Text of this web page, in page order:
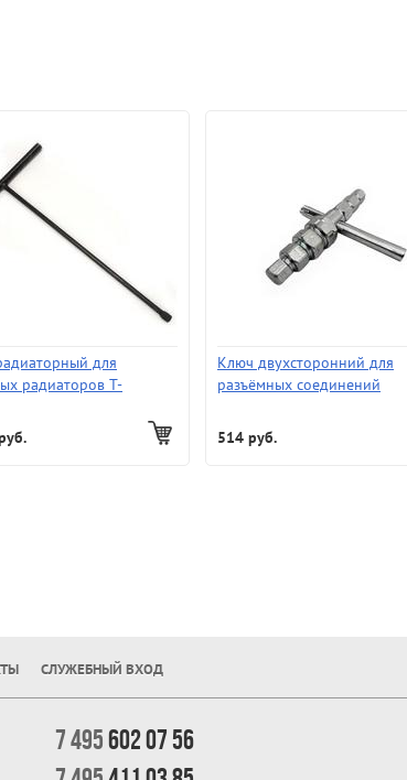
для
радиаторов Т-
Ключ двухсторонний для
разъёмных соединений
514 руб.
СЛУЖЕБНЫЙ ВХОД
7 495602 07 56